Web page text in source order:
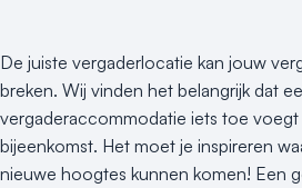
De juiste vergaderlocatie kan jouw
breken. Wij vinden het belangrijk dat
vergaderaccommodatie iets toe voegt
bijeenkomst. Het moet je inspireren
nieuwe hoogtes kunnen komen! Een